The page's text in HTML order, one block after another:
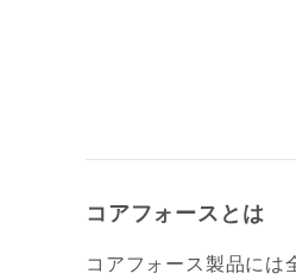
コアフォースとは
コアフォース製品には